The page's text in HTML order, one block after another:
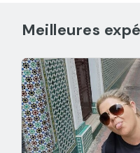
Meilleures